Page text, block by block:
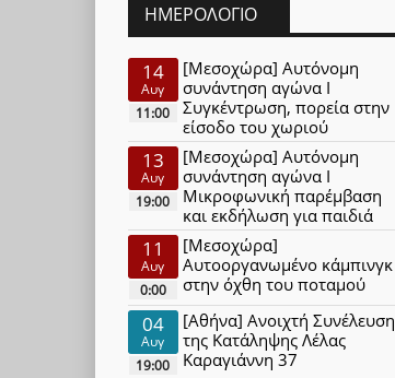
ΗΜΕΡΟΛΌΓΙΟ
14
Αυγ
11:00
[Μεσοχώρα] Αυτόνομη
συνάντηση αγώνα Ι
Συγκέντρωση, πορεία στην
είσοδο του χωριού
13
Αυγ
19:00
[Μεσοχώρα] Αυτόνομη
συνάντηση αγώνα Ι
Μικροφωνική παρέμβαση
και εκδήλωση για παιδιά
11
Αυγ
0:00
[Μεσοχώρα]
Αυτοοργανωμένο κάμπινγκ
στην όχθη του ποταμού
04
Αυγ
19:00
[Αθήνα] Ανοιχτή Συνέλευση
της Κατάληψης Λέλας
Καραγιάννη 37